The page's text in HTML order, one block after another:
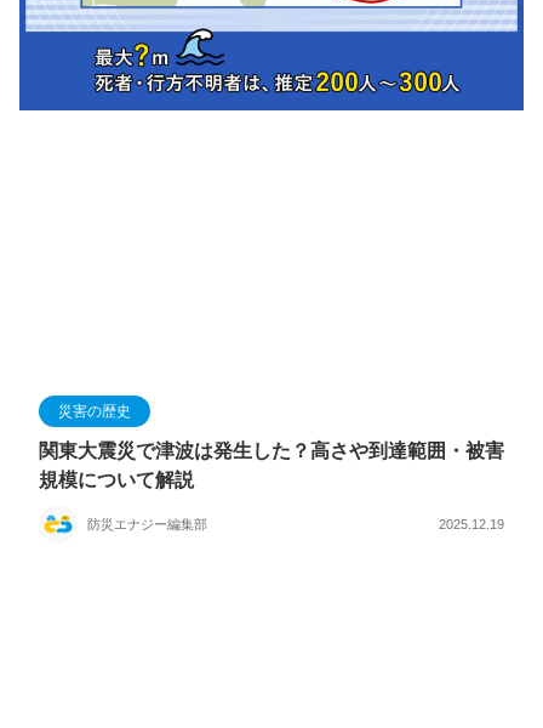
災害の歴史
関東大震災で津波は発生した？高さや到達範囲・被害
規模について解説
防災エナジー編集部 2025.12.19